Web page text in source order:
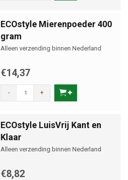
ECOstyle Mierenpoeder 400
gram
Alleen verzending binnen Nederland
€14,37
- +
ECOstyle LuisVrij Kant en
Klaar
Alleen verzending binnen Nederland
€8,82